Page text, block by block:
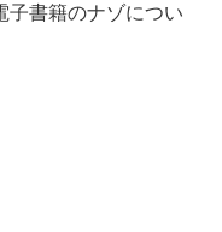
子書籍のナゾについ